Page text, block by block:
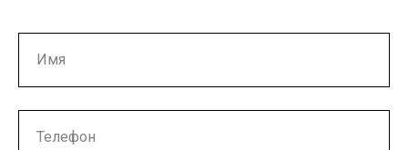
Имя
Телефон